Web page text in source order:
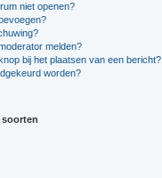
niet openen?
melden?
bij het plaatsen van een bericht?
worden?
soorten